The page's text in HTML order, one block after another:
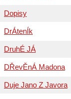
Dopisy
DrÁtenÍk
DruhÉ JÁ
DŘevĚnÁ Madona
Duje Jano Z Javora